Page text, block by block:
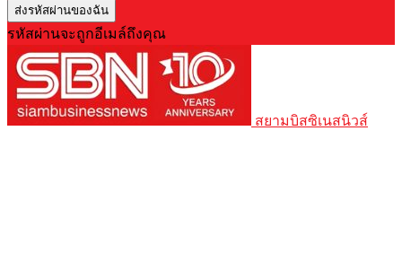
รหัสผ่านจะถูกอีเมล์ถึงคุณ
สยามบิสซิเนสนิวส์